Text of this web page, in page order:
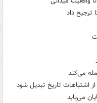
ترجیح داد
اشتباهات تاریخ تبدیل شود
می‌یابد